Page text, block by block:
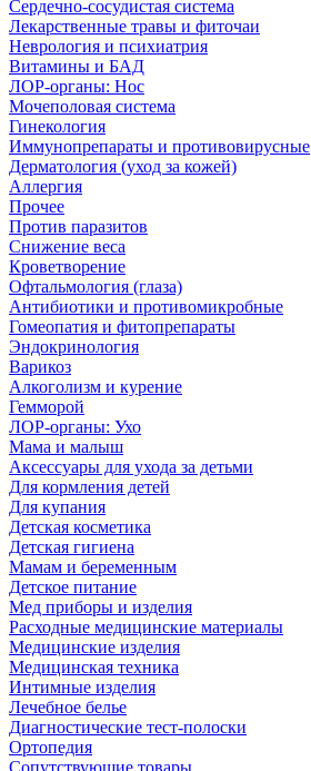
Сердечно-сосудистая система
Лекарственные травы и фиточаи
Неврология и психиатрия
Витамины и БАД
ЛОР-органы: Нос
Мочеполовая система
Гинекология
Иммунопрепараты и противовирусные
Дерматология (уход за кожей)
Аллергия
Прочее
Против паразитов
Снижение веса
Кроветворение
Офтальмология (глаза)
Антибиотики и противомикробные
Гомеопатия и фитопрепараты
Эндокринология
Варикоз
Алкоголизм и курение
Гемморой
ЛОР-органы: Ухо
Мама и малыш
Аксессуары для ухода за детьми
Для кормления детей
Для купания
Детская косметика
Детская гигиена
Мамам и беременным
Детское питание
Мед приборы и изделия
Расходные медицинские материалы
Медицинские изделия
Медицинская техника
Интимные изделия
Лечебное белье
Диагностические тест-полоски
Ортопедия
Сопутствующие товары